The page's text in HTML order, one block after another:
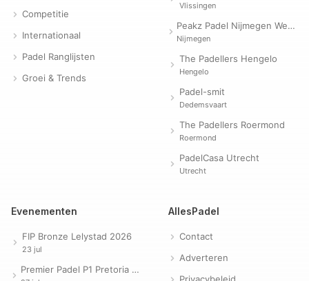
Competitie
Internationaal
Padel Ranglijsten
Groei & Trends
Vlissingen
Peakz Padel Nijmegen Westerpark | Padelclub
Nijmegen
The Padellers Hengelo
Hengelo
Padel-smit
Dedemsvaart
The Padellers Roermond
Roermond
PadelCasa Utrecht
Utrecht
Evenementen
FIP Bronze Lelystad 2026
23 jul
Premier Padel P1 Pretoria 2026
AllesPadel
Contact
Adverteren